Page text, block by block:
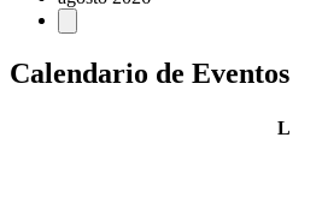
Calendario de Eventos
Llunes